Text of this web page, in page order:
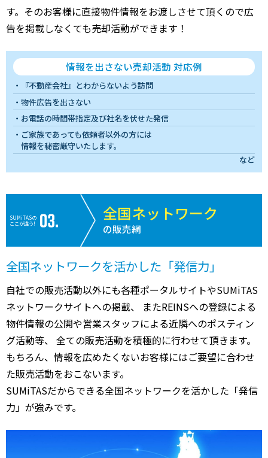
す。そのお客様に直接物件情報をお渡しさせて頂くので広
告を掲載しなくても売却活動ができます！
情報を出さない売却活動 対応例
『不動産会社』とわからないよう訪問
物件広告を出さない
お電話の時間帯指定及び社名を伏せた発信
ご家族であっても依頼者以外の方には
情報を秘密厳守いたします。
など
SUMiTASの
ここが違う!
全国ネットワーク
の販売網
全国ネットワークを活かした「発信力」
自社での販売活動以外にも各種ポータルサイトやSUMiTAS
ネットワークサイトへの掲載、 またREINSへの登録による
物件情報の公開や営業スタッフによる近隣へのポスティン
グ活動等、 全ての販売活動を積極的に行わせて頂きます。
もちろん、情報を広めたくないお客様にはご要望に合わせ
た販売活動をおこないます。
SUMiTASだからできる全国ネットワークを活かした「発信
力」が強みです。